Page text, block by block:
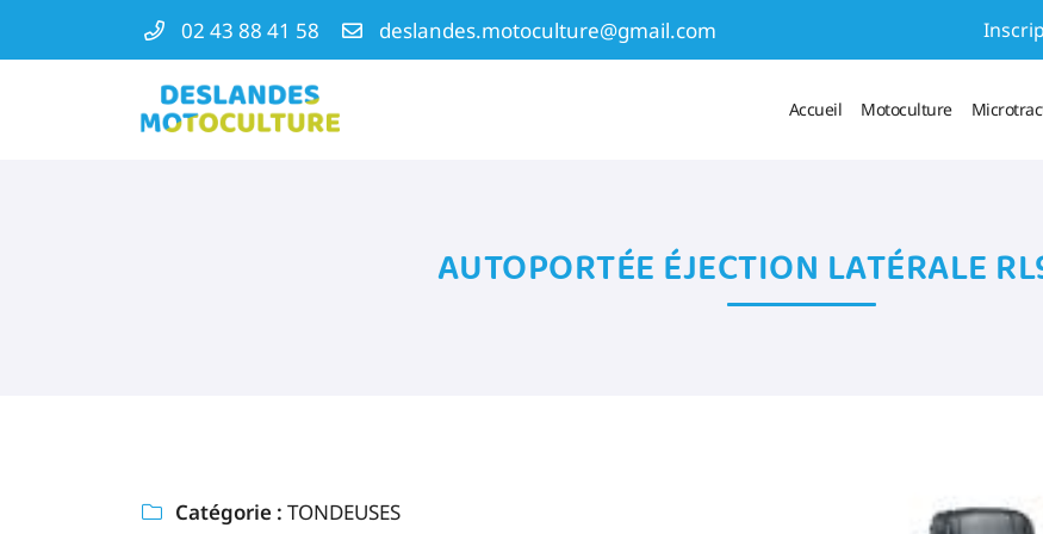
02 43 88 41 58
Accueil Motoculture
ZA La Molière
72540 MAREIL-EN-CHAMPAGNE
02 43 88 41 58
En cochant cette case, vous consentez à recevoir nos propositions
AUTOPORTÉE ÉJECTION LATÉRALE
 Catégorie : TONDEUSES